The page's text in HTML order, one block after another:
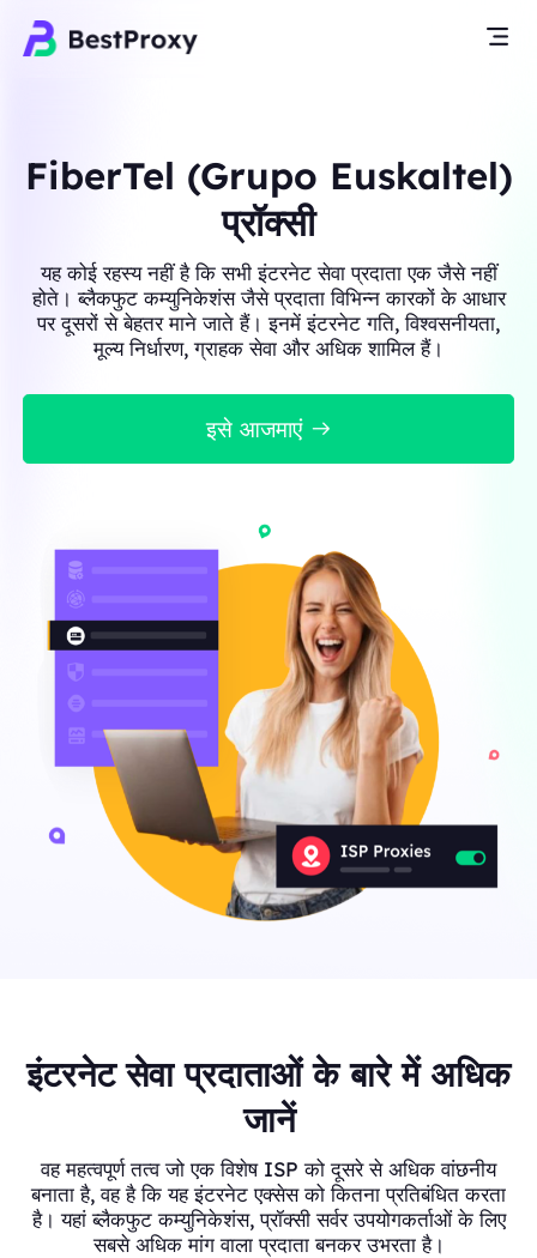
FiberTel (Grupo Euskaltel)
प्रॉक्सी
यह कोई रहस्य नहीं है कि सभी इंटरनेट सेवा प्रदाता एक जैसे नहीं
होते। ब्लैकफुट कम्युनिकेशंस जैसे प्रदाता विभिन्न कारकों के आधार
पर दूसरों से बेहतर माने जाते हैं। इनमें इंटरनेट गति, विश्वसनीयता,
मूल्य निर्धारण, ग्राहक सेवा और अधिक शामिल हैं।
इसे आजमाएं
इंटरनेट सेवा प्रदाताओं के बारे में अधिक
जानें
वह महत्वपूर्ण तत्व जो एक विशेष ISP को दूसरे से अधिक वांछनीय
बनाता है, वह है कि यह इंटरनेट एक्सेस को कितना प्रतिबंधित करता
है। यहां ब्लैकफुट कम्युनिकेशंस, प्रॉक्सी सर्वर उपयोगकर्ताओं के लिए
सबसे अधिक मांग वाला प्रदाता बनकर उभरता है।